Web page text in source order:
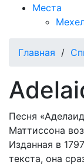
Места
Главная /
Песня
Маттиссона
Изданная в
текста, она